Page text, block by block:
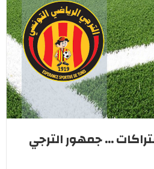
... جمهور الترجي